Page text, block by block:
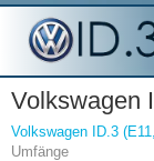
Volkswagen
Volkswagen ID.3
Umfänge